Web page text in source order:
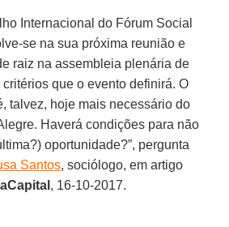
Internacional do Fórum Social
se na sua próxima reunião e
raiz na assembleia plenária de
que o evento definirá. O
talvez, hoje mais necessário do
Haverá condições para não
oportunidade?”, pergunta
Santos, sociólogo, em artigo
, 16-10-2017.